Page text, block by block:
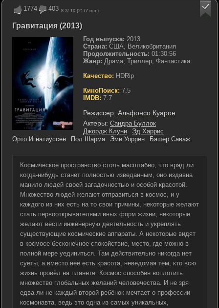
1774 403 8.2/ 10 (2177 гол.)
Гравитация (2013)
Год выпуска: 2013
Страна: США, Великобритания
Продолжительность: 01:30:56
Жанр: Драма, Триллер, Фантастика
Качество: HDRip
КиноПоиск: 7.5
IMDB: 7.7
Режиссер: Альфонсо Куарон
Актеры: Сандра Буллок
Джордж Клуни
Эд Харрис
Орто Игнатиуссен
Пол Шарма Эми Уоррен Башер Саваж
Космическое пространство столь масштабно, что вряд ли
когда-нибудь станет полностью изведанным, оно издавна
манило людей своей загадочностью и особой красотой.
Множество людей желают отправиться в космос, и у
каждого из них есть на то свои причины, некоторые желают
стать первооткрывателями иных форм жизни, некоторые
желают вести инженерную деятельность и укреплять
существующие космические аппараты. А некоторые видят
в космосе бесконечное спокойствие, место, где можно в
полной мере уединиться. Там действительно никогда нет
суеты, а вместо неё есть красота, неведомая тем, кто всю
жизнь провёл на планете. Космос способен воплотить
множество глобальных желаний человечества. И не зря
едва ли не каждый второй ребёнок мечтает о профессии
космонавта, ведь это одна из самых уникальных,